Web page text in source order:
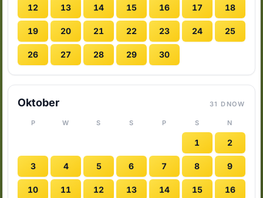
12 13 14 15 16 17 18
19 20 21 22 23 24 25
26 27 28 29 30
Oktober 31 DNOW
P W S S P S N
1 2
3 4 5 6 7 8 9
10 11 12 13 14 15 16